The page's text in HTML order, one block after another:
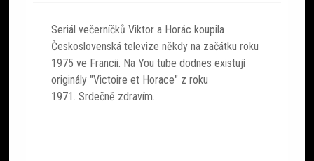
Seriál večerníčků Viktor a Horác koupila
Československá televize někdy na začátku roku
1975 ve Francii. Na You tube dodnes existují
originály "Victoire et Horace" z roku
1971. Srdečně zdravím.